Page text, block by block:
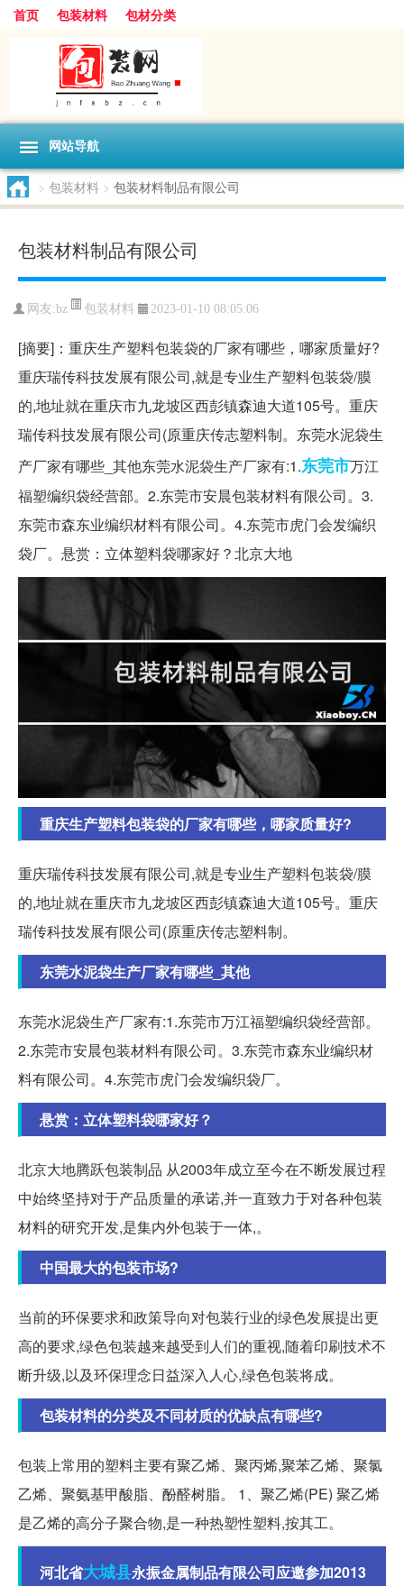
首页 包装材料 包材分类
网站导航
> 包装材料 > 包装材料制品有限公司
包装材料制品有限公司
网友:bz 包装材料 2023-01-10 08:05:06
[摘要]：重庆生产塑料包装袋的厂家有哪些，哪家质量好?
重庆瑞传科技发展有限公司,就是专业生产塑料包装袋/膜
的,地址就在重庆市九龙坡区西彭镇森迪大道105号。重庆
瑞传科技发展有限公司(原重庆传志塑料制。东莞水泥袋生
产厂家有哪些_其他东莞水泥袋生产厂家有:1.东莞市万江
福塑编织袋经营部。2.东莞市安晨包装材料有限公司。3.
东莞市森东业编织材料有限公司。4.东莞市虎门会发编织
袋厂。悬赏：立体塑料袋哪家好？北京大地
重庆生产塑料包装袋的厂家有哪些，哪家质量好?
重庆瑞传科技发展有限公司,就是专业生产塑料包装袋/膜
的,地址就在重庆市九龙坡区西彭镇森迪大道105号。重庆
瑞传科技发展有限公司(原重庆传志塑料制。
东莞水泥袋生产厂家有哪些_其他
东莞水泥袋生产厂家有:1.东莞市万江福塑编织袋经营部。
2.东莞市安晨包装材料有限公司。3.东莞市森东业编织材
料有限公司。4.东莞市虎门会发编织袋厂。
悬赏：立体塑料袋哪家好？
北京大地腾跃包装制品 从2003年成立至今在不断发展过程
中始终坚持对于产品质量的承诺,并一直致力于对各种包装
材料的研究开发,是集内外包装于一体,。
中国最大的包装市场?
当前的环保要求和政策导向对包装行业的绿色发展提出更
高的要求,绿色包装越来越受到人们的重视,随着印刷技术不
断升级,以及环保理念日益深入人心,绿色包装将成。
包装材料的分类及不同材质的优缺点有哪些?
包装上常用的塑料主要有聚乙烯、聚丙烯,聚苯乙烯、聚氯
乙烯、聚氨基甲酸脂、酚醛树脂。 1、聚乙烯(PE) 聚乙烯
是乙烯的高分子聚合物,是一种热塑性塑料,按其工。
河北省大城县永振金属制品有限公司应邀参加2013